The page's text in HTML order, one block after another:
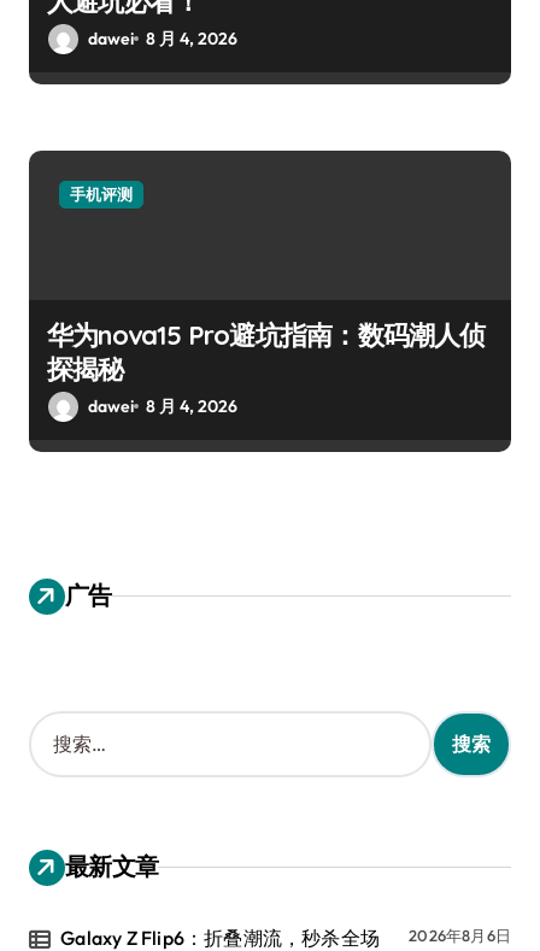
dawei 8 月 4, 2026
手机评测
华为nova15 Pro避坑指南：数码潮人侦
探揭秘
dawei 8 月 4, 2026
广告
搜
索
：
最新文章
Galaxy Z Flip6：折叠潮流，秒杀全场 2026年8月6日